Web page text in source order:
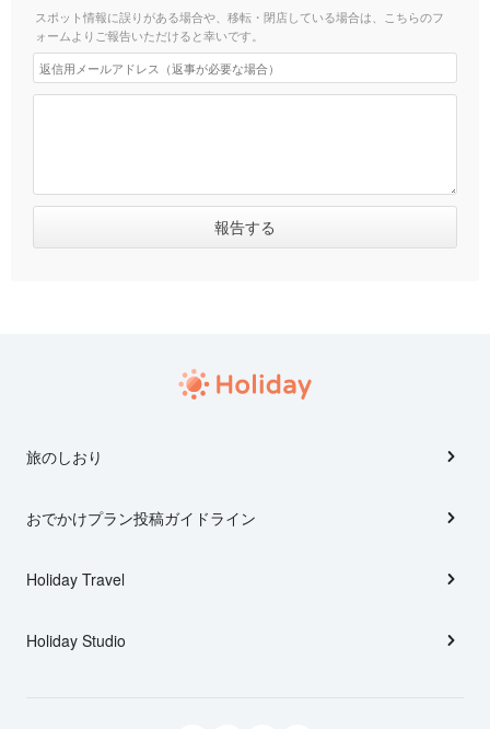
スポット情報に誤りがある場合や、移転・閉店している場合は、こちらのフ
ォームよりご報告いただけると幸いです。
旅のしおり
おでかけプラン投稿ガイドライン
Holiday Travel
Holiday Studio